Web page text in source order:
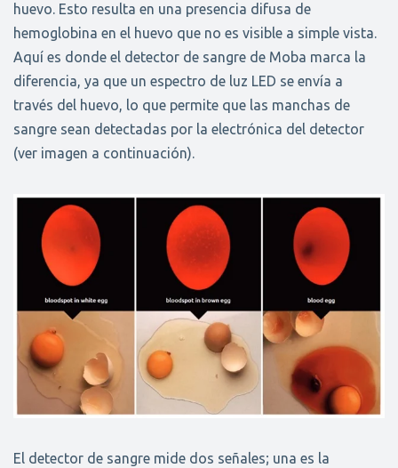
huevo. Esto resulta en una presencia difusa de
hemoglobina en el huevo que no es visible a simple vista.
Aquí es donde el detector de sangre de Moba marca la
diferencia, ya que un espectro de luz LED se envía a
través del huevo, lo que permite que las manchas de
sangre sean detectadas por la electrónica del detector
(ver imagen a continuación).
El detector de sangre mide dos señales; una es la